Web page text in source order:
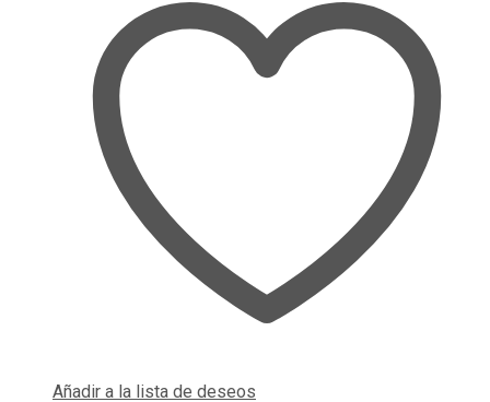
Añadir a la lista de deseos